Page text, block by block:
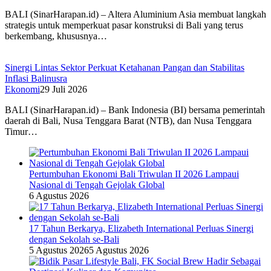
BALI (SinarHarapan.id) – Altera Aluminium Asia membuat langkah
strategis untuk memperkuat pasar konstruksi di Bali yang terus
berkembang, khususnya…
Sinergi Lintas Sektor Perkuat Ketahanan Pangan dan Stabilitas
Inflasi Balinusra
Ekonomi29 Juli 2026
BALI (SinarHarapan.id) – Bank Indonesia (BI) bersama pemerintah
daerah di Bali, Nusa Tenggara Barat (NTB), dan Nusa Tenggara
Timur…
Pertumbuhan Ekonomi Bali Triwulan II 2026 Lampaui
Nasional di Tengah Gejolak Global
6 Agustus 2026
17 Tahun Berkarya, Elizabeth International Perluas Sinergi
dengan Sekolah se-Bali
5 Agustus 20265 Agustus 2026